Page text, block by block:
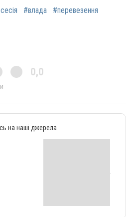
#влада #перевезення
0,0
на наші джерела